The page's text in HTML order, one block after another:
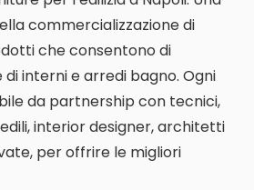
commercializzazione di
che consentono di
interni e arredi bagno. Ogni
da partnership con tecnici,
interior designer, architetti
per offrire le migliori